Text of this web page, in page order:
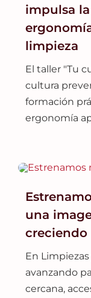
impulsa
limpieza
El taller "Tu
cultura
formación
ergonomía
una
creciendo
En
avanzando
cercana,